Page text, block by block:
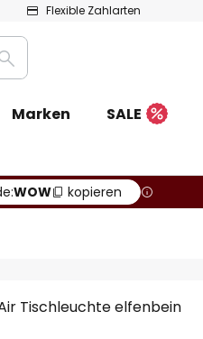
Flexible Zahlarten
Suche
Marken SALE
WOW kopieren
Tischleuchte elfenbein